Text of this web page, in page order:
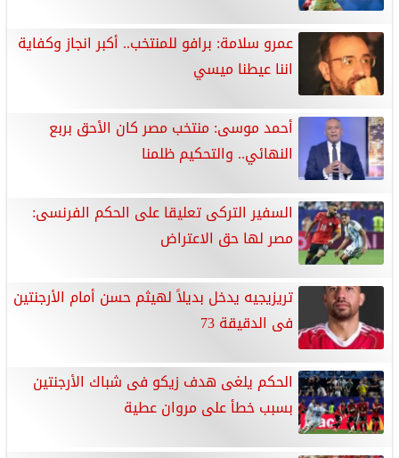
عمرو سلامة: برافو للمنتخب.. أكبر انجاز وكفاية
اننا عيطنا ميسي
أحمد موسى: منتخب مصر كان الأحق بربع
النهائي.. والتحكيم ظلمنا
السفير التركى تعليقا على الحكم الفرنسى:
مصر لها حق الاعتراض
تريزيجيه يدخل بديلاً لهيثم حسن أمام الأرجنتين
فى الدقيقة 73
الحكم يلغى هدف زيكو فى شباك الأرجنتين
بسبب خطأ على مروان عطية